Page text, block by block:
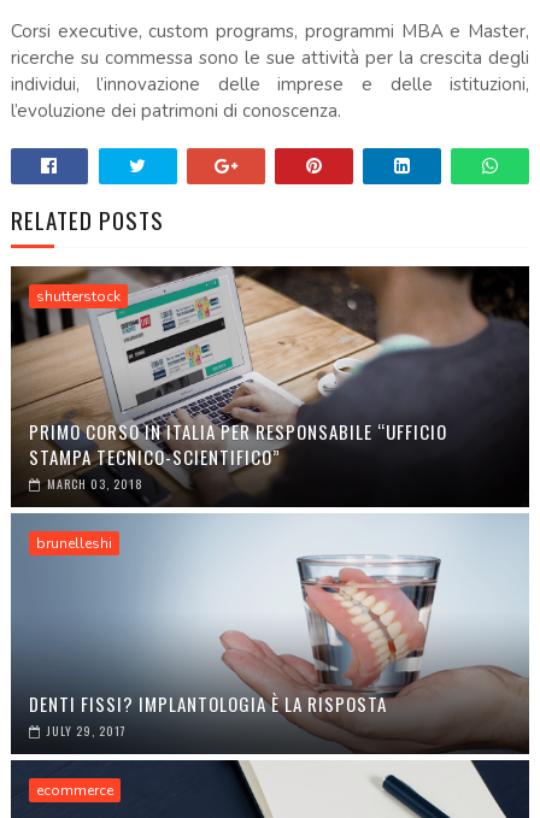
Corsi executive, custom programs, programmi MBA e Master,
ricerche su commessa sono le sue attività per la crescita degli
individui, l’innovazione delle imprese e delle istituzioni,
l’evoluzione dei patrimoni di conoscenza.
RELATED POSTS
shutterstock
PRIMO CORSO IN ITALIA PER RESPONSABILE “UFFICIO
STAMPA TECNICO-SCIENTIFICO”
MARCH 03, 2018
brunelleshi
DENTI FISSI? IMPLANTOLOGIA È LA RISPOSTA
JULY 29, 2017
ecommerce